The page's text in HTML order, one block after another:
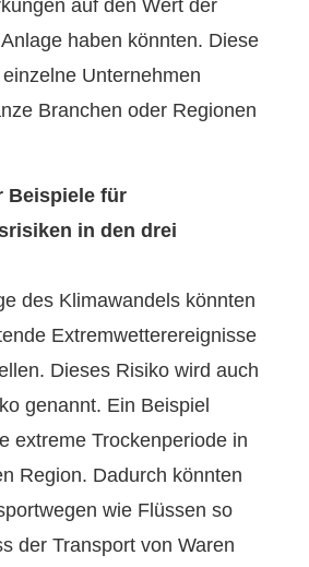
auf den Wert der
haben könnten. Diese
Unternehmen
Branchen oder Regionen
Beispiele für
in den drei
des Klimawandels könnten
Extremwetterereignisse
Dieses Risiko wird auch
genannt. Ein Beispiel
extreme Trockenperiode in
Region. Dadurch könnten
wie Flüssen so
der Transport von Waren